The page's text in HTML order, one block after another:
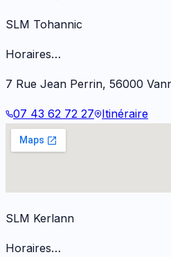
SLM Tohannic
Horaires…
7 Rue Jean Perrin, 56000
07 43 62 72 27 Itinéraire
SLM Kerlann
Horaires…